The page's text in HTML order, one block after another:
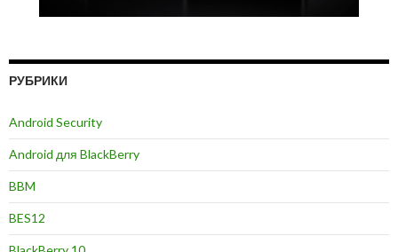
РУБРИКИ
Android Security
Android для BlackBerry
BBM
BES12